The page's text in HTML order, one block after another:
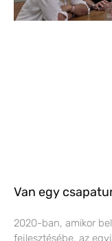
Van egy
2020-ban, amikor
fejlesztésébe, az